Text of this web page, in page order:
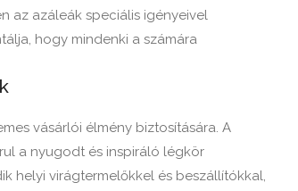
az azáleák speciális igényeivel
hogy mindenki a számára
vásárlói élmény biztosítására. A
a nyugodt és inspiráló légkör
helyi virágtermelőkkel és beszállítókkal,